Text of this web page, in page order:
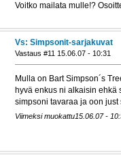
Voitko mailata mulle!?
Vs: Simpsonit-sarjakuvat
Vastaus #11 15.06.07 - 10:31
Mulla on Bart Simpson´s
hyvä enkus ni alkaisin ehkä
simpsoni tavaraa ja oon
Viimeksi muokattu15.06.07 -